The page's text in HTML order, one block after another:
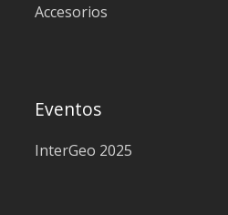
Accesorios
Eventos
InterGeo 2025